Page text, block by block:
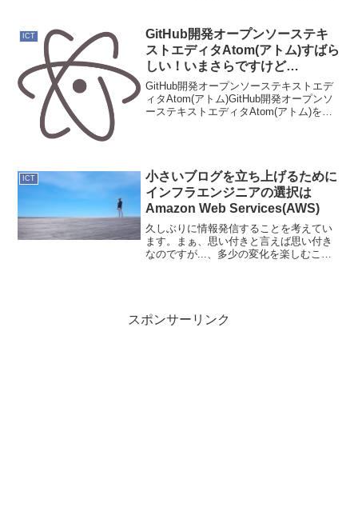
たかは定かではありませ...
ICT
GitHub開発オープンソーステキ
ストエディタAtom(アトム)すばら
しい！いまさらですけど…
GitHub開発オープンソーステキストエデ
ィタAtom(アトム)GitHub開発オープンソ
ーステキストエディタAtom(アトム)を本
ICT
小さいブログを立ち上げるために
インフラエンジニアの選択は
Amazon Web Services(AWS)
久しぶりに情報発信することを考えてい
ます。まぁ、思い付きと言えば思い付き
なのですが...、多少の変化を楽しむこと
スポンサーリンク